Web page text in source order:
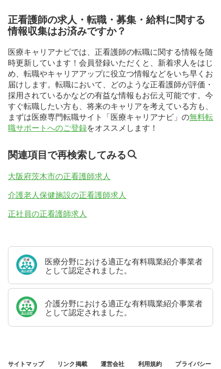
正看護師の求人・転職・募集・給料に関する
情報収集はお済みですか？
医療キャリアナビでは、正看護師の転職に関する情報を随
時更新しています！会員登録いただくと、新着求人をはじ
め、転職やキャリアアップに役立つ情報などをいち早くお
届けします。転職において、どのような正看護師が評価・
採用されているかなどの有益な情報もお伝え可能です。今
すぐ転職したい方も、将来のキャリアを考えている方も、
まずは医療専門転職サイト「医療キャリアナビ」の無料転
職サポートへのご登録をオススメします！
関連項目で再検索してみる
大阪府茨木市の正看護師求人
介護老人保健施設の正看護師求人
正社員の正看護師求人
医療分野における適正な有料職業紹介事業者
として認定されました。
介護分野における適正な有料職業紹介事業者
として認定されました。
サイトマップ リンク掲載 運営会社 利用規約
プライバシー